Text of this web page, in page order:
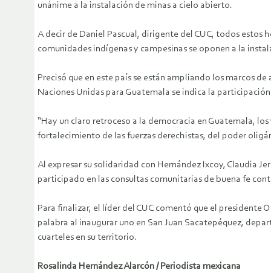
unánime a la instalación de minas a cielo abierto.
A decir de Daniel Pascual, dirigente del CUC, todos estos
comunidades indígenas y campesinas se oponen a la
Precisó que en este país se están ampliando los marcos
Naciones Unidas para Guatemala se indica la
“Hay un claro retroceso a la democracia en Guatemala,
fortalecimiento de las fuerzas derechistas, del poder
Al expresar su solidaridad con Hernández Ixcoy, Claudia
participado en las consultas comunitarias de buena fe
Para finalizar, el líder del CUC comentó que el
palabra al inaugurar uno en San Juan Sacatepéquez,
cuarteles en su territorio.
Rosalinda Hernández Alarcón / Periodista mexicana